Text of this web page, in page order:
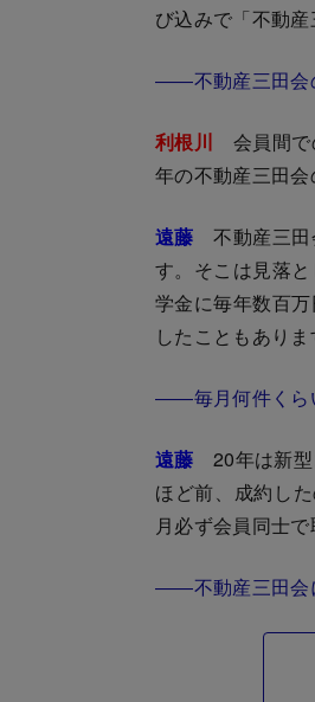
び込みで「不動
――不動産三田会
利根川 会員間で
年の不動産三田会
遠藤 不動産三田
す。そこは見落
学金に毎年数百
したこともあり
――毎月何件くら
遠藤 20年は新型
ほど前、成約し
月必ず会員同士で
――不動産三田会